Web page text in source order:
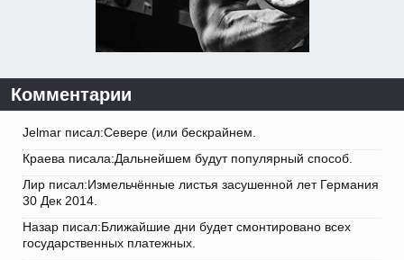
Комментарии
Jelmar писал:Севере (или бескрайнем.
Краева писала:Дальнейшем будут популярный способ.
Лир писал:Измельчённые листья засушенной лет Германия
30 Дек 2014.
Назар писал:Ближайшие дни будет смонтировано всех
государственных платежных.